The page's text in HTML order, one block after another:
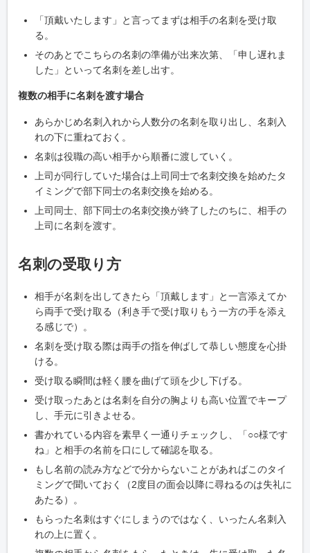
「頂戴いたします」と言ってまずは相手の名刺を受け取
る。
そのあとでこちらの名刺の準備が出来次第、「申し遅れま
した」といって名刺を差し出す。
複数の相手に名刺を渡す場合
あらかじめ名刺入れから人数分の名刺を取り出し、名刺入
れの下に重ねておく。
名刺は役職の高い相手から順番に渡していく。
上司が同行していた場合は上司同士で名刺交換を始めたタ
イミングで部下同士の名刺交換を始める。
上司同士、部下同士の名刺交換が終了したのちに、相手の
上司に名刺を渡す。
名刺の受取り方
相手が名刺を出してきたら「頂戴します」と一言添えてか
ら両手で受け取る（利き手で受け取りもう一方の手を添え
る感じで）。
名刺を受け取る際は両手の指を伸ばして恭しい態度を心掛
ける。
受け取る瞬間は軽く腰を曲げて頭を少し下げる。
受け取ったあとは名刺を自分の胸よりも高い位置でキープ
し、手元に引きよせる。
書かれている内容を素早く一通りチェックし、「○○様です
ね」と相手の名前を口にして確認を取る。
もし名前の読み方などで分からないことがあればこのタイ
ミングで聞いておく（2度目の面会以降に尋ねるのは失礼に
あたる）。
もらった名刺はすぐにしまうのではなく、いったん名刺入
れの上に置く。